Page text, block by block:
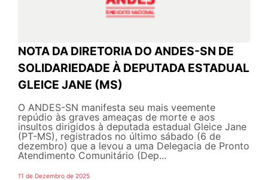
NOTA DA DIRETORIA DO ANDES-SN DE
SOLIDARIEDADE À DEPUTADA ESTADUAL
GLEICE JANE (MS)
O ANDES-SN manifesta seu mais veemente
repúdio às graves ameaças de morte e aos
insultos dirigidos à deputada estadual Gleice Jane
(PT-MS), registrados no último sábado (6 de
dezembro) que a levou a uma Delegacia de Pronto
Atendimento Comunitário (Dep...
11 de Dezembro de 2025